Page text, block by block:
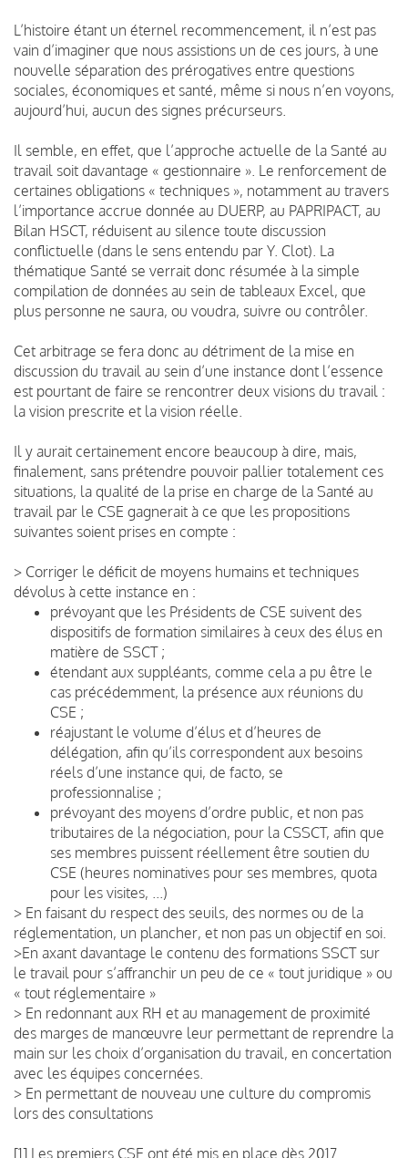
L’histoire étant un éternel recommencement, il n’est pas
vain d’imaginer que nous assistions un de ces jours, à une
nouvelle séparation des prérogatives entre questions
sociales, économiques et santé, même si nous n’en voyons,
aujourd’hui, aucun des signes précurseurs.
Il semble, en effet, que l’approche actuelle de la Santé au
travail soit davantage « gestionnaire ». Le renforcement de
certaines obligations « techniques », notamment au travers
l’importance accrue donnée au DUERP, au PAPRIPACT, au
Bilan HSCT, réduisent au silence toute discussion
conflictuelle (dans le sens entendu par Y. Clot). La
thématique Santé se verrait donc résumée à la simple
compilation de données au sein de tableaux Excel, que
plus personne ne saura, ou voudra, suivre ou contrôler.
Cet arbitrage se fera donc au détriment de la mise en
discussion du travail au sein d’une instance dont l’essence
est pourtant de faire se rencontrer deux visions du travail :
la vision prescrite et la vision réelle.
Il y aurait certainement encore beaucoup à dire, mais,
finalement, sans prétendre pouvoir pallier totalement ces
situations, la qualité de la prise en charge de la Santé au
travail par le CSE gagnerait à ce que les propositions
suivantes soient prises en compte :
> Corriger le déficit de moyens humains et techniques
dévolus à cette instance en :
prévoyant que les Présidents de CSE suivent des
dispositifs de formation similaires à ceux des élus en
matière de SSCT ;
étendant aux suppléants, comme cela a pu être le
cas précédemment, la présence aux réunions du
CSE ;
réajustant le volume d’élus et d’heures de
délégation, afin qu’ils correspondent aux besoins
réels d’une instance qui, de facto, se
professionnalise ;
prévoyant des moyens d’ordre public, et non pas
tributaires de la négociation, pour la CSSCT, afin que
ses membres puissent réellement être soutien du
CSE (heures nominatives pour ses membres, quota
pour les visites, ...)
> En faisant du respect des seuils, des normes ou de la
réglementation, un plancher, et non pas un objectif en soi.
>En axant davantage le contenu des formations SSCT sur
le travail pour s’affranchir un peu de ce « tout juridique » ou
« tout réglementaire »
> En redonnant aux RH et au management de proximité
des marges de manœuvre leur permettant de reprendre la
main sur les choix d’organisation du travail, en concertation
avec les équipes concernées.
> En permettant de nouveau une culture du compromis
lors des consultations
[1] Les premiers CSE ont été mis en place dès 2017